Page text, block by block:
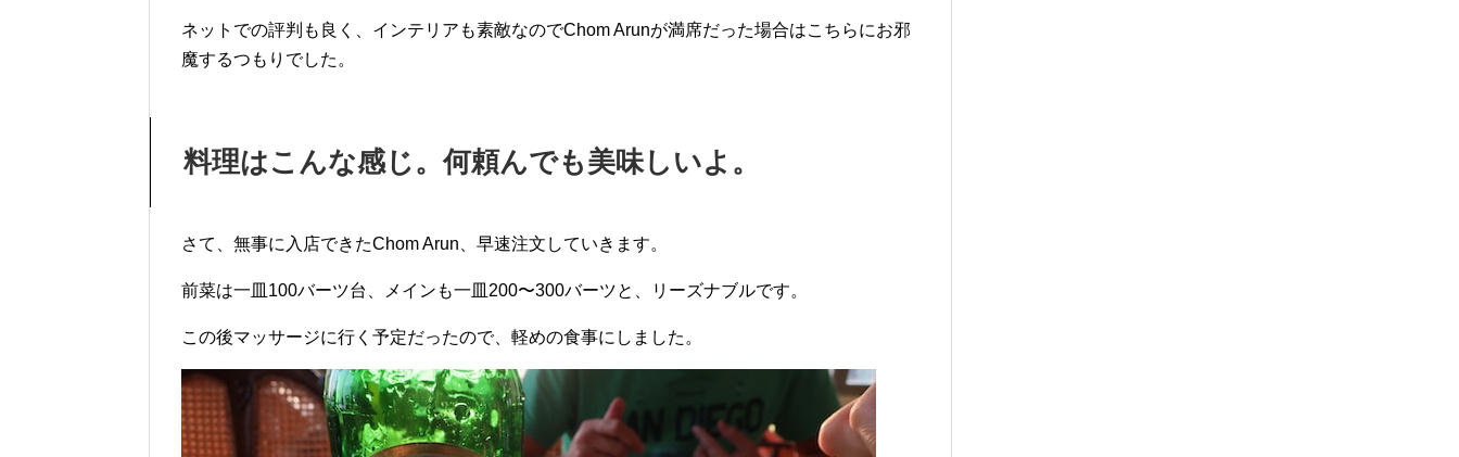
ネットでの評判も良く、インテリアも素敵なのでChom Arunが満席だった場合はこちらにお邪
魔するつもりでした。
料理はこんな感じ。何頼んでも美味しいよ。
さて、無事に入店できたChom Arun、早速注文していきます。
前菜は一皿100バーツ台、メインも一皿200〜300バーツと、リーズナブルです。
この後マッサージに行く予定だったので、軽めの食事にしました。